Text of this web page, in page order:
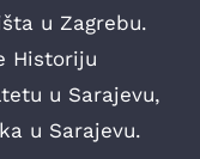
u Zagrebu.
Historiju
u Sarajevu,
u Sarajevu.